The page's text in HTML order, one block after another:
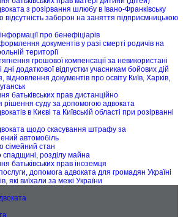
з розірвання шлюбу в Івано-Франківську
відсутність заборон на заняття підприємницькою
про бенефіціарів
документів у разі смерті родичів на
території
грошової компенсації за невикористані
дні додаткової відпустки учасникам бойових дій
документів про освіту Київ, Харків,
батьківських прав дистанційно
суду за допомогою адвоката
в Києві та Київській області при розірванні
щодо скасування штрафу за
автомобіль
сімейний стан
спадщині, розділу майна
батьківських прав іноземця
допомога адвоката для громадян Україні
які виїхали за межі України